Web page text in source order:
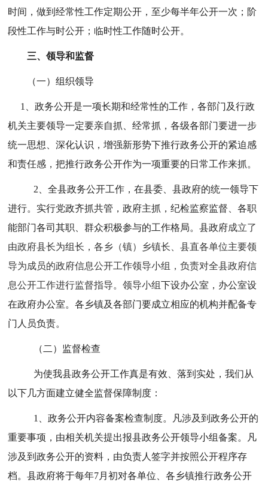
时间，做到经常性工作定期公开，至少每半年公开一次；阶
段性工作与时公开；临时性工作随时公开。
三、领导和监督
（一）组织领导
1、政务公开是一项长期和经常性的工作，各部门及行政
机关主要领导一定要亲自抓、经常抓，各级各部门要进一步
统一思想、深化认识，增强新形势下推行政务公开的紧迫感
和责任感，把推行政务公开作为一项重要的日常工作来抓。
2、全县政务公开工作，在县委、县政府的统一领导下
进行。实行党政齐抓共管，政府主抓，纪检监察监督、各职
能部门各司其职、群众积极参与的工作格局。县政府成立了
由政府县长为组长，各乡（镇）乡镇长、县直各单位主要领
导为成员的政府信息公开工作领导小组，负责对全县政府信
息公开工作进行监督指导。领导小组下设办公室，办公室设
在政府办公室。各乡镇及各部门要成立相应的机构并配备专
门人员负责。
（二）监督检查
为使我县政务公开工作真是有效、落到实处，我们从
以下几方面建立健全监督保障制度：
1、政务公开内容备案检查制度。凡涉及到政务公开的
重要事项，由相关机关提出报县政务公开领导小组备案。凡
涉及到政务公开的资料，由负责人签字并按照公开程序存
档。县政府将于每年7月初对各单位、各乡镇推行政务公开